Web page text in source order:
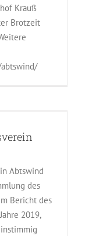
Krauß
Brotzeit
Abtswind
des
Bericht des
2019,